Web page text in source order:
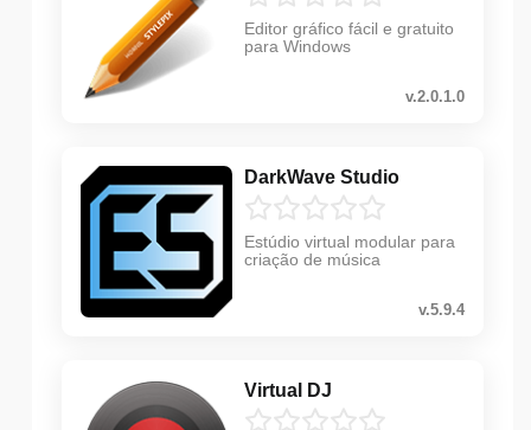
Editor gráfico fácil e gratuito
para Windows
v.2.0.1.0
DarkWave Studio
Estúdio virtual modular para
criação de música
v.5.9.4
Virtual DJ